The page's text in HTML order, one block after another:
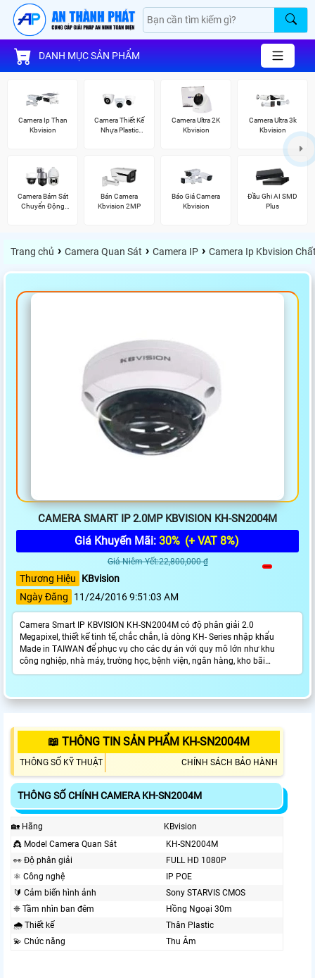
DANH MỤC SẢN PHẨM
Camera Ip Than
Kbvision
Camera Thiết Kế
Nhựa Plastic
Camera Ultra 2K
Kbvision
Camera Ultra 3k
Kbvision
Camera Bám Sát
Chuyển Động
Bán Camera
Kbvision 2MP
Báo Giá Camera
Kbvision
Đầu Ghi AI SMD
Plus
Trang chủ › Camera Quan Sát › Camera IP › Camera Ip Kbvision
CAMERA SMART IP 2.0MP KBVISION KH-SN2004M
Giá Khuyến Mãi: 30% (+ VAT 8%)
Giá Niêm Yết:22,800,000 ₫
Thương Hiệu
KBvision
Ngày Đăng
11/24/2016 9:51:03 AM
Camera Smart IP KBVISION KH-SN2004M có độ phân giải 2.0
Megapixel, thiết kế tinh tế, chắc chắn, là dòng KH- Series nhập khẩu
Made in TAIWAN để phục vụ cho các dự án với quy mô lớn như khu
công nghiệp, nhà máy, trường học, bệnh viện, ngân hàng, kho bãi…
📖 THÔNG TIN SẢN PHẨM KH-SN2004M
THÔNG SỐ KỸ THUẬT CHÍNH SÁCH BẢO HÀNH
THÔNG SỐ CHÍNH CAMERA KH-SN2004M
🏡 Hãng
KBvision
👸 Model Camera Quan Sát
KH-SN2004M
️👀 Độ phân giải
FULL HD 1080P
⚛️ Công nghệ
IP POE
🔰 Cảm biến hình ảnh
Sony STARVIS CMOS
❈ Tầm nhìn ban đêm
Hồng Ngoại 30m
🌧️ Thiết kế
Thân Plastic
💫 Chức năng
Thu Âm